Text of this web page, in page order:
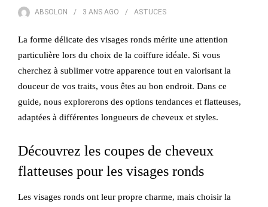
ABSOLON 3 ANS AGO ASTUCES
La forme délicate des visages ronds mérite une attention
particulière lors du choix de la coiffure idéale. Si vous
cherchez à sublimer votre apparence tout en valorisant la
douceur de vos traits, vous êtes au bon endroit. Dans ce
guide, nous explorerons des options tendances et flatteuses,
adaptées à différentes longueurs de cheveux et styles.
Découvrez les coupes de cheveux
flatteuses pour les visages ronds
Les visages ronds ont leur propre charme, mais choisir la